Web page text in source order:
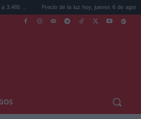
Precio de la luz hoy, jueves 6 de agosto: la hora ...